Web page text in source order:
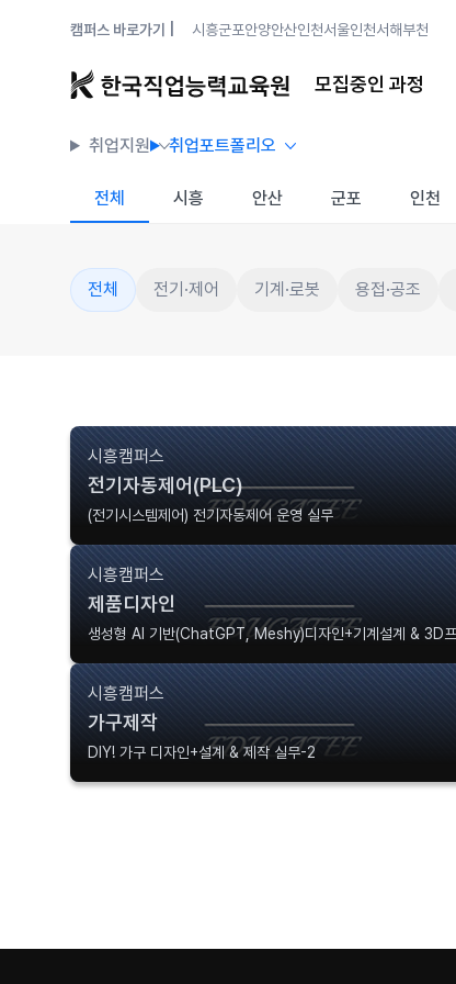
캠퍼스 바로가기 | 시흥군포안양안산인천서울인천서해부천
모집중인 과정
취업지원 취업포트폴리오
전체 시흥 안산 군포 인천
전체 전기·제어 기계·로봇 용접·공조
시흥캠퍼스
전기자동제어(PLC)
(전기시스템제어) 전기자동제어 운영 실무
시흥캠퍼스
제품디자인
시흥캠퍼스
가구제작
DIY! 가구 디자인+설계 & 제작 실무-2